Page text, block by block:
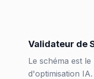
Validateur de
Le schéma est
d'optimisation